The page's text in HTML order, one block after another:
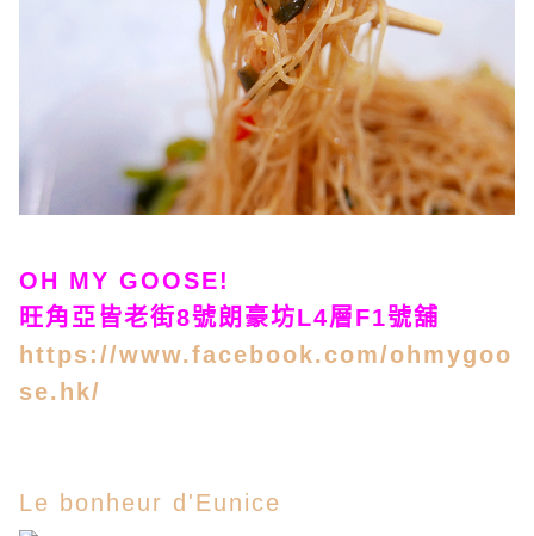
OH MY GOOSE!
旺角亞皆老街8號朗豪坊L4層F1號舖
https://www.facebook.com/ohmygoo
se.hk/
Le bonheur d'Eunice